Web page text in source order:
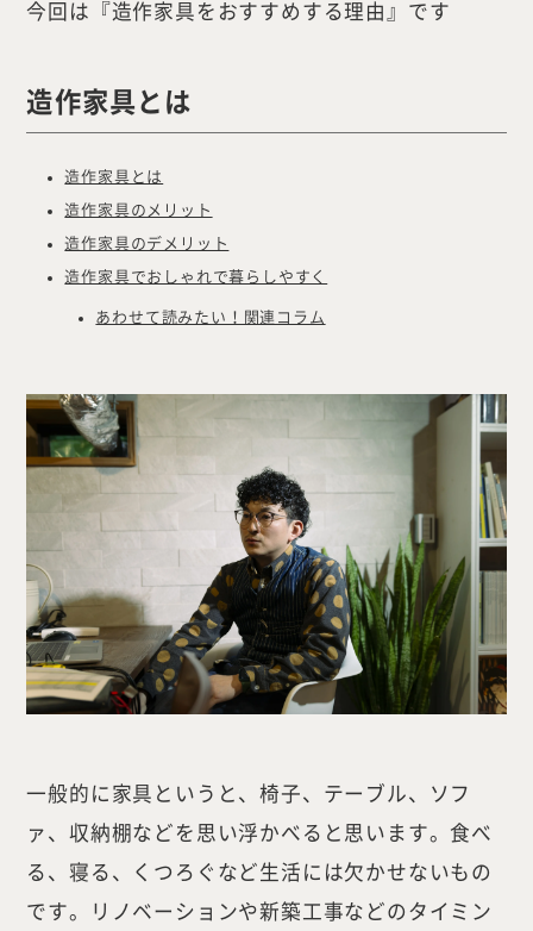
今回は『造作家具をおすすめする理由』です
造作家具とは
造作家具とは
造作家具のメリット
造作家具のデメリット
造作家具でおしゃれで暮らしやすく
あわせて読みたい！関連コラム
一般的に家具というと、椅子、テーブル、ソフ
ァ、収納棚などを思い浮かべると思います。食べ
る、寝る、くつろぐなど生活には欠かせないもの
です。リノベーションや新築工事などのタイミン